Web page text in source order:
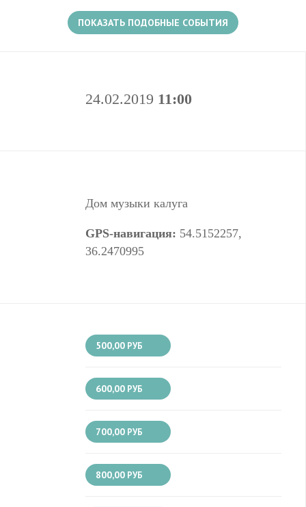
ПОКАЗАТЬ ПОДОБНЫЕ СОБЫТИЯ
24.02.2019 11:00
Дом музыки калуга
GPS-навигация: 54.5152257,
36.2470995
500,00 РУБ
600,00 РУБ
700,00 РУБ
800,00 РУБ